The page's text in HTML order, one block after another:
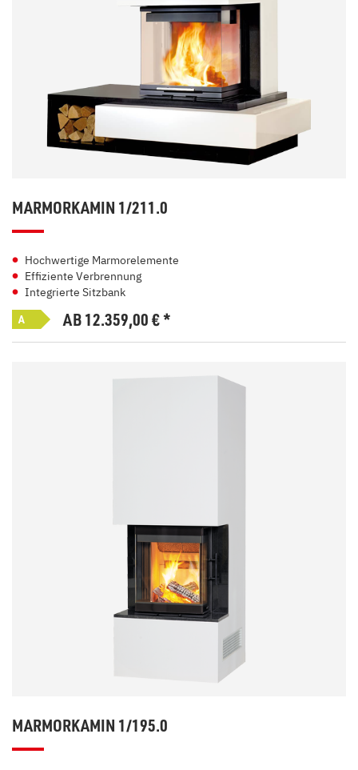
MARMORKAMIN 1/211.0
Hochwertige Marmorelemente
Effiziente Verbrennung
Integrierte Sitzbank
A AB 12.359,00€*
MARMORKAMIN 1/195.0